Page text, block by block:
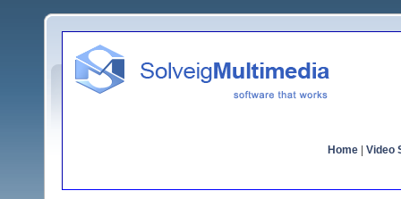
Home Video